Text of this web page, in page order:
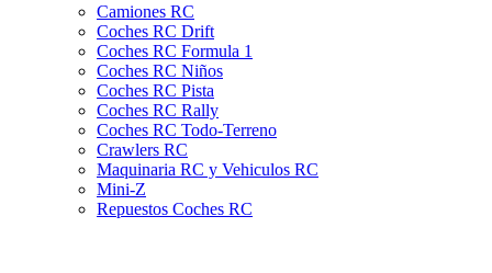
Camiones RC
Coches RC Drift
Coches RC Formula 1
Coches RC Niños
Coches RC Pista
Coches RC Rally
Coches RC Todo-Terreno
Crawlers RC
Maquinaria RC y Vehiculos RC
Mini-Z
Repuestos Coches RC